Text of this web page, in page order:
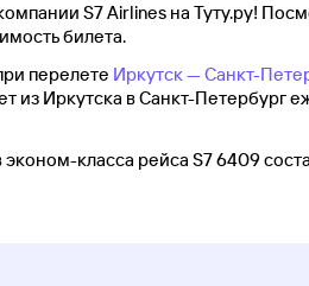
S7 Airlines на Туту.ру!
билета.
перелете Иркутск — Санкт-
из Иркутска в Санкт-Петербург
класса рейса S7 6409